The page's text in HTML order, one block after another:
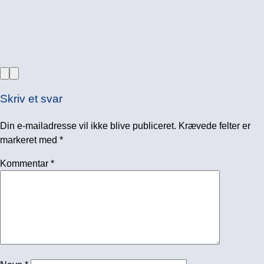
Skriv et svar
Din e-mailadresse vil ikke blive publiceret. Krævede felter er
markeret med *
Kommentar *